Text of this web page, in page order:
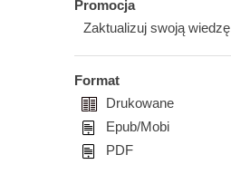
Promocja
Zaktualizuj swoją wiedzę
Format
Drukowane
Epub/Mobi
PDF